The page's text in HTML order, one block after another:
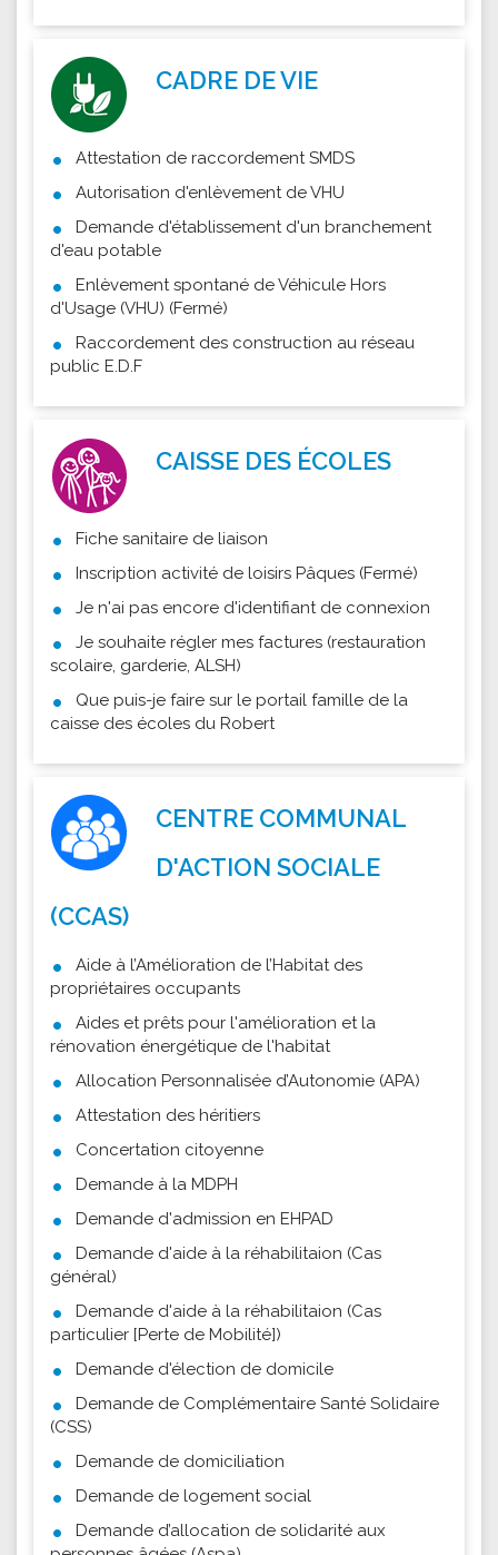
CADRE DE VIE
Attestation de raccordement SMDS
Autorisation d'enlèvement de VHU
Demande d'établissement d'un branchement
d'eau potable
Enlèvement spontané de Véhicule Hors
d'Usage (VHU) (Fermé)
Raccordement des construction au réseau
public E.D.F
CAISSE DES ÉCOLES
Fiche sanitaire de liaison
Inscription activité de loisirs Pâques (Fermé)
Je n'ai pas encore d'identifiant de connexion
Je souhaite régler mes factures (restauration
scolaire, garderie, ALSH)
Que puis-je faire sur le portail famille de la
caisse des écoles du Robert
CENTRE COMMUNAL
D'ACTION SOCIALE
(CCAS)
Aide à l’Amélioration de l’Habitat des
propriétaires occupants
Aides et prêts pour l'amélioration et la
rénovation énergétique de l'habitat
Allocation Personnalisée d’Autonomie (APA)
Attestation des héritiers
Concertation citoyenne
Demande à la MDPH
Demande d'admission en EHPAD
Demande d'aide à la réhabilitaion (Cas
général)
Demande d'aide à la réhabilitaion (Cas
particulier [Perte de Mobilité])
Demande d'élection de domicile
Demande de Complémentaire Santé Solidaire
(CSS)
Demande de domiciliation
Demande de logement social
Demande d’allocation de solidarité aux